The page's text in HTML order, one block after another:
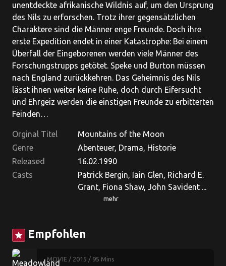
unentdeckte afrikanische Wildnis auf, um den Ursprung
des Nils zu erforschen. Trotz ihrer gegensätzlichen
Charaktere sind die Männer enge Freunde. Doch ihre
erste Expedition endet in einer Katastrophe: Bei einem
Überfall der Eingeborenen werden viele Männer des
Forschungstrupps getötet. Speke und Burton müssen
nach England zurückkehren. Das Geheimnis des Nils
lässt ihnen weiter keine Ruhe, doch durch Eifersucht
und Ehrgeiz werden die einstigen Freunde zu erbitterten
Feinden…
Orginal Titel
Mountains of the Moon
Genre
Abenteuer, Drama, Historie
Released
16.02.1990
Casts
Patrick Bergin, Iain Glen, Richard E.
Grant, Fiona Shaw, John Savident ...
mehr
star Empfohlen
MOVIE / 2015 / 95 Mins